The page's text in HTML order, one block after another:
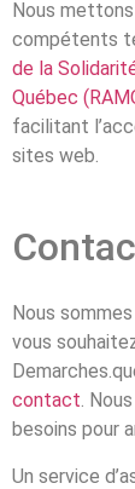
Nous
compétents
de la
Québec
facilitant
sites web.
Nous
vous
contact.
besoins pour
Un service